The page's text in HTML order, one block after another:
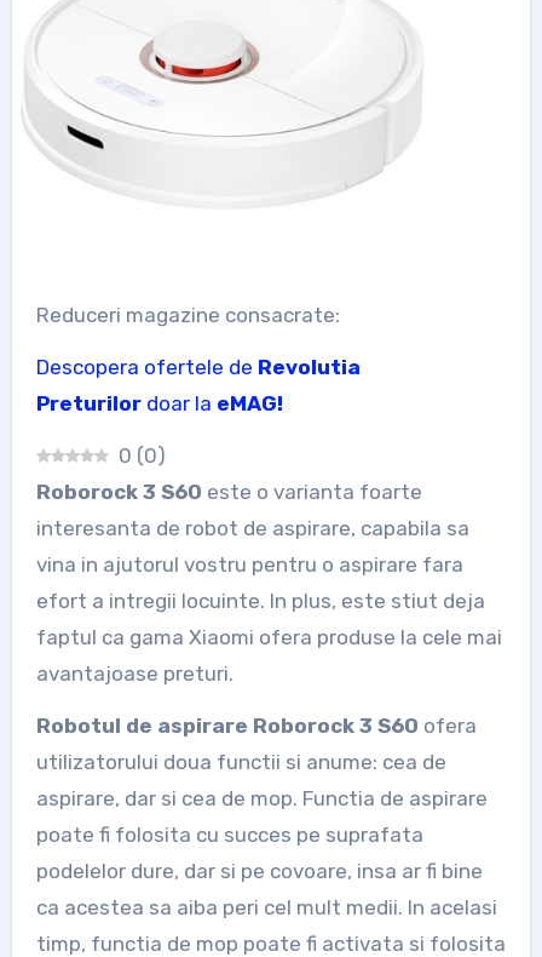
Reduceri magazine consacrate:
Descopera ofertele de Revolutia
Preturilor doar la eMAG!
0 (0)
Roborock 3 S60 este o varianta foarte
interesanta de robot de aspirare, capabila sa
vina in ajutorul vostru pentru o aspirare fara
efort a intregii locuinte. In plus, este stiut deja
faptul ca gama Xiaomi ofera produse la cele mai
avantajoase preturi.
Robotul de aspirare Roborock 3 S60 ofera
utilizatorului doua functii si anume: cea de
aspirare, dar si cea de mop. Functia de aspirare
poate fi folosita cu succes pe suprafata
podelelor dure, dar si pe covoare, insa ar fi bine
ca acestea sa aiba peri cel mult medii. In acelasi
timp, functia de mop poate fi activata si folosita